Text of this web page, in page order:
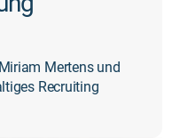
Mertens und
Recruiting